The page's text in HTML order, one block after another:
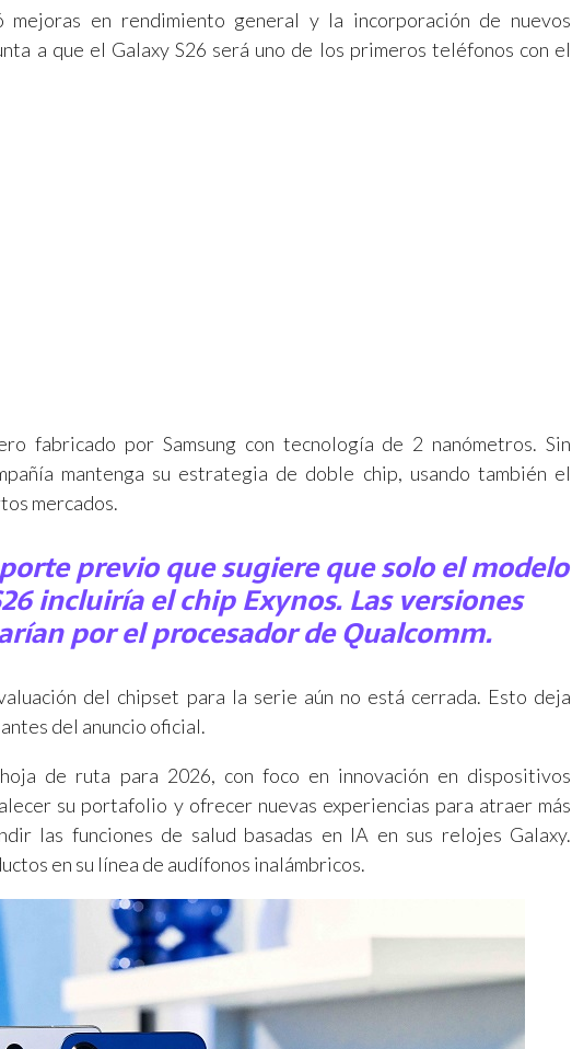
mejoras en rendimiento general y la incorporación de nuevos
a que el Galaxy S26 será uno de los primeros teléfonos con el
fabricado por Samsung con tecnología de 2 nanómetros. Sin
mantenga su estrategia de doble chip, usando también el
mercados.
previo que sugiere que solo el modelo
incluiría el chip Exynos. Las versiones
por el procesador de Qualcomm.
del chipset para la serie aún no está cerrada. Esto deja
del anuncio oficial.
de ruta para 2026, con foco en innovación en dispositivos
su portafolio y ofrecer nuevas experiencias para atraer más
las funciones de salud basadas en IA en sus relojes Galaxy.
en su línea de audífonos inalámbricos.